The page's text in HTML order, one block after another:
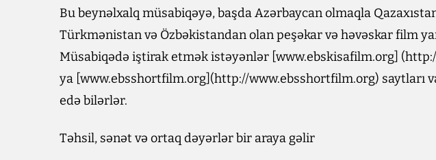
Bu beynəlxalq müsabiqəyə, başda Azərbaycan olmaqla
Türkmənistan və Özbəkistandan olan peşəkar və həvəskar film
Müsabiqədə iştirak etmək istəyənlər [www.ebskisafilm.org]
ya [www.ebsshortfilm.org](http://www.ebsshortfilm.org) saytları
edə bilərlər.
Təhsil, sənət və ortaq dəyərlər bir araya gəlir